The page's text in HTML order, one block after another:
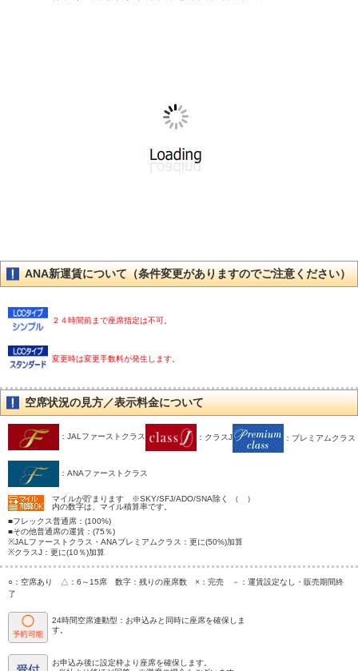
ANA新運賃について（条件変更がありますのでご注意ください）
２４時間前まで座席指定は不可。
変更時は変更手数料が発生します。
空席状況の見方／表示料金について
：JALファーストクラス ：クラスJ ：プレミアムクラス
：ANAファーストクラス
マイルが貯まります ※SKY/SFJ/ADO/SNA除く （ ）
内の数字は、マイル積算率です。
■フレックス普通席：(100%)
■その他普通席の運賃：(75％)
※JALファーストクラス・ANAプレミアムクラス：更に(50%)加算
※クラスJ：更に(10％)加算
○：空席あり △：6～15席 数字：残りの座席数 ×：完売 －：運賃設定なし・販売期間終
了
24時間空席連動型：お申込みと同時に座席を確保しま
す。
お申込み後に設定枠より座席を確保します。